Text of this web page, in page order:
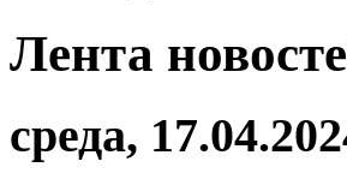
Лента
среда,